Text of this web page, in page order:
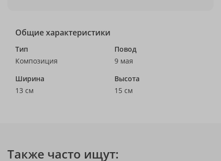
Общие характеристики
Тип
Композиция
Повод
9 мая
Ширина
13 см
Высота
15 см
Также часто ищут: